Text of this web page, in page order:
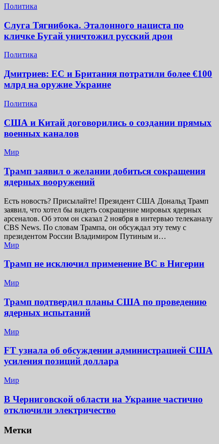
Политика
Слуга Тягнибока. Эталонного нациста по
кличке Бугай уничтожил русский дрон
Политика
Дмитриев: ЕС и Британия потратили более €100
млрд на оружие Украине
Политика
США и Китай договорились о создании прямых
военных каналов
Мир
Трамп заявил о желании добиться сокращения
ядерных вооружений
Есть новость? Присылайте! Президент США Дональд Трамп
заявил, что хотел бы видеть сокращение мировых ядерных
арсеналов. Об этом он сказал 2 ноября в интервью телеканалу
CBS News. По словам Трампа, он обсуждал эту тему с
президентом России Владимиром Путиным и…
Мир
Трамп не исключил применение ВС в Нигерии
Мир
Трамп подтвердил планы США по проведению
ядерных испытаний
Мир
FT узнала об обсуждении администрацией США
усиления позиций доллара
Мир
В Черниговской области на Украине частично
отключили электричество
Метки